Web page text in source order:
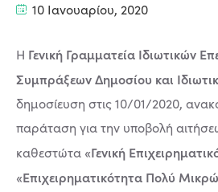
10 Ιανουαρίου, 2020
Η Γενική Γραμματεία Ιδιωτικών
Συμπράξεων Δημοσίου και
δημοσίευση στις 10/01/2020,
παράταση για την υποβολή
καθεστώτα «Γενική
«Επιχειρηματικότητα Πολύ